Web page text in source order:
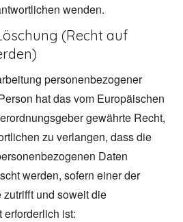
wenden.
(Recht auf
personenbezogener
hat das vom Europäischen
gewährte Recht,
zu verlangen, dass die
Daten
werden, sofern einer der
und soweit die
erforderlich ist: